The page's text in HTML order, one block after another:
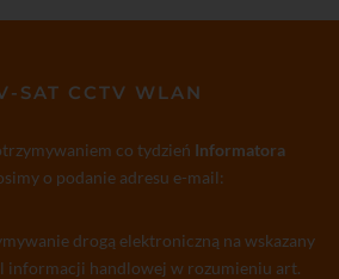
SAT CCTV WLAN
co tydzień Informatora
o podanie adresu e-mail:
drogą elektroniczną na wskazany
informacji handlowej w rozumieniu art.